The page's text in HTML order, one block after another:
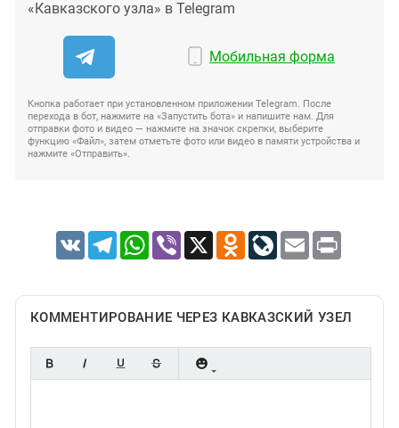
«Кавказского узла» в Telegram
Мобильная форма
Кнопка работает при установленном приложении Telegram. После
перехода в бот, нажмите на «Запустить бота» и напишите нам. Для
отправки фото и видео — нажмите на значок скрепки, выберите
функцию «Файл», затем отметьте фото или видео в памяти устройства и
нажмите «Отправить».
VK TelegramWhatsApp
Viber X Odnoklassniki
LiveJournal
Email Print
КОММЕНТИРОВАНИЕ ЧЕРЕЗ КАВКАЗСКИЙ УЗЕЛ